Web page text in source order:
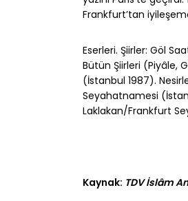
Frankfurt’tan
Eserleri. Şiirler: Göl
Bütün Şiirleri (Piyâle,
(İstanbul 1987).
Seyahatnamesi
Laklakan/Frankfurt
Kaynak: TDV İslâm